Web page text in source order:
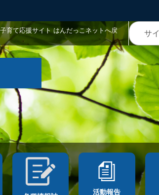
育て応援サイト はんだっこネットへ戻
活動報告